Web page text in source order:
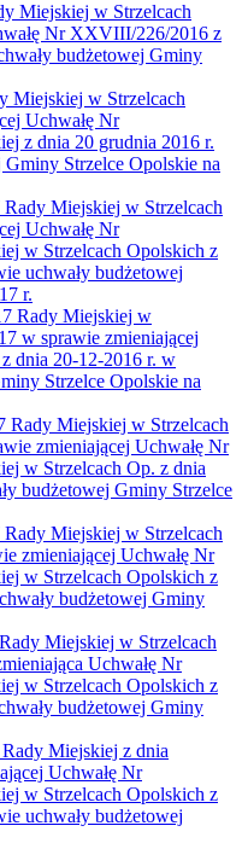
Miejskiej w Strzelcach
Nr XXVIII/226/2016 z
budżetowej Gminy
Miejskiej w Strzelcach
Uchwałę Nr
z dnia 20 grudnia 2016 r.
Strzelce Opolskie na
Miejskiej w Strzelcach
Uchwałę Nr
w Strzelcach Opolskich z
uchwały budżetowej
r.
Rady Miejskiej w
w sprawie zmieniającej
dnia 20-12-2016 r. w
Strzelce Opolskie na
Miejskiej w Strzelcach
zmieniającej Uchwałę Nr
w Strzelcach Op. z dnia
budżetowej Gminy Strzelce
Miejskiej w Strzelcach
zmieniającej Uchwałę Nr
w Strzelcach Opolskich z
budżetowej Gminy
Miejskiej w Strzelcach
Uchwałę Nr
w Strzelcach Opolskich z
budżetowej Gminy
Miejskiej z dnia
Uchwałę Nr
w Strzelcach Opolskich z
uchwały budżetowej